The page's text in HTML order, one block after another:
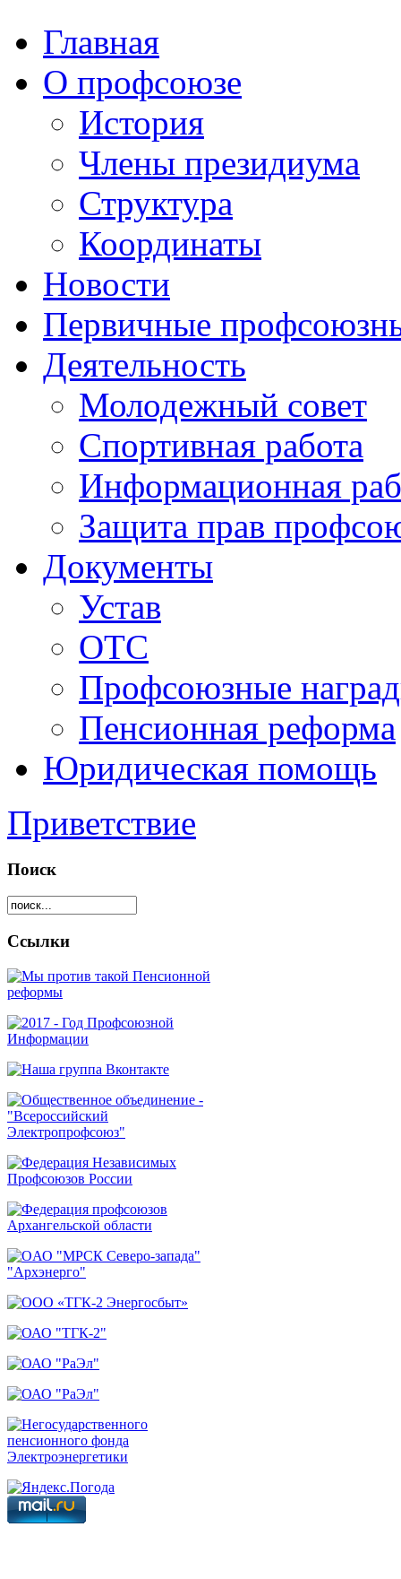
Главная
О профсоюзе
История
Члены президиума
Структура
Координаты
Новости
Первичные
Деятельность
Молодежный совет
Спортивная работа
Информационная
Защита прав
Документы
Устав
ОТС
Профсоюзные
Пенсионная реформа
Юридическая помощь
Приветствие
Поиск
Ссылки